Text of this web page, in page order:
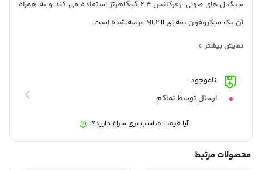
الگوی قطبی: اومنی دایرکشنال
سیگنال های صوتی از
فرکانس ۲.۴ گیگاهرتز استفاده می کند و به همراه
آن یک میکروفون یقه ای ME2 II عرضه شده است.
Portable Lavalier Set یک سیستم میکروفون یقه ای بی سیم از
فعالیت مداومداشته باشد و کلیه متعلقات لازم برای استفاده در کنار انواع
رکوردر های
پرتابل، دوربین و انواع میکسر های صدا را به همراه دارد.
نمایش بیشتر
ناموجود
ارسال توسط نماکم
آیا قیمت مناسب تری سراغ دارید؟
محصولات مرتبط